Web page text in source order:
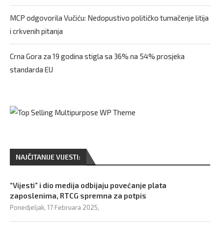
MCP odgovorila Vučiću: Nedopustivo političko tumačenje litija
i crkvenih pitanja
Crna Gora za 19 godina stigla sa 36% na 54% prosjeka
standarda EU
NAJČITANIJE VIJESTI:
“Vijesti” i dio medija odbijaju povećanje plata
zaposlenima, RTCG spremna za potpis
Ponedjeljak, 17 Februara 2025,